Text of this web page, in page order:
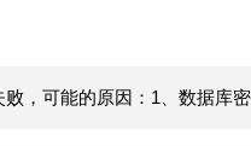
，可能的原因：1、数据库